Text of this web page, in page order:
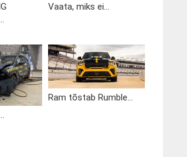
Vaata, miks ei...
Ram tõstab Rumble...